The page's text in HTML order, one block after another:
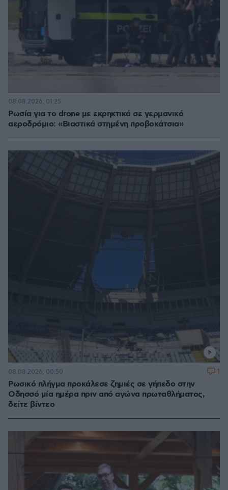
Ρωσία για το drone με εκρηκτικά σε γερμανικό
αεροδρόμιο: «Βιαστικά στημένη προβοκάτσια»
08.08.2026, 01:25
Ρωσικό πλήγμα προκάλεσε ζημιές σε γήπεδο στην
Οδησσό μία ημέρα πριν από αγώνα πρωταθλήματος,
δείτε βίντεο
08.08.2026, 00:50 1